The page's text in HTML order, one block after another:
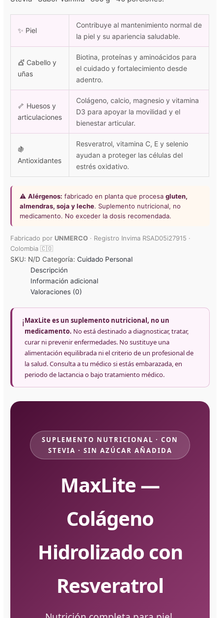
✨ Piel
Contribuye al mantenimiento normal de
la piel y su apariencia saludable.
💇 Cabello y
uñas
Biotina, proteínas y aminoácidos para
el cuidado y fortalecimiento desde
adentro.
🦴 Huesos y
articulaciones
Colágeno, calcio, magnesio y vitamina
D3 para apoyar la movilidad y el
bienestar articular.
🍇
Antioxidantes
Resveratrol, vitamina C, E y selenio
ayudan a proteger las células del
estrés oxidativo.
⚠️Alérgenos: fabricado en planta que procesagluten,
almendras, soja y leche. Suplemento nutricional, no
medicamento. No exceder la dosis recomendada.
Fabricado por UNMERCO · Registro Invima RSAD05i27915 ·
Colombia 🇨🇴
SKU: N/D Categoría:Cuidado Personal
Descripción
Información adicional
Valoraciones (0)
ℹ️MaxLite es un suplemento nutricional, no un
medicamento. No está destinado a diagnosticar, tratar,
curar ni prevenir enfermedades. No sustituye una
alimentación equilibrada ni el criterio de un profesional de
la salud. Consulta a tu médico si estás embarazada, en
periodo de lactancia o bajo tratamiento médico.
SUPLEMENTO NUTRICIONAL · CON
STEVIA · SIN AZÚCAR AÑADIDA
MaxLite —
Colágeno
Hidrolizado con
Resveratrol